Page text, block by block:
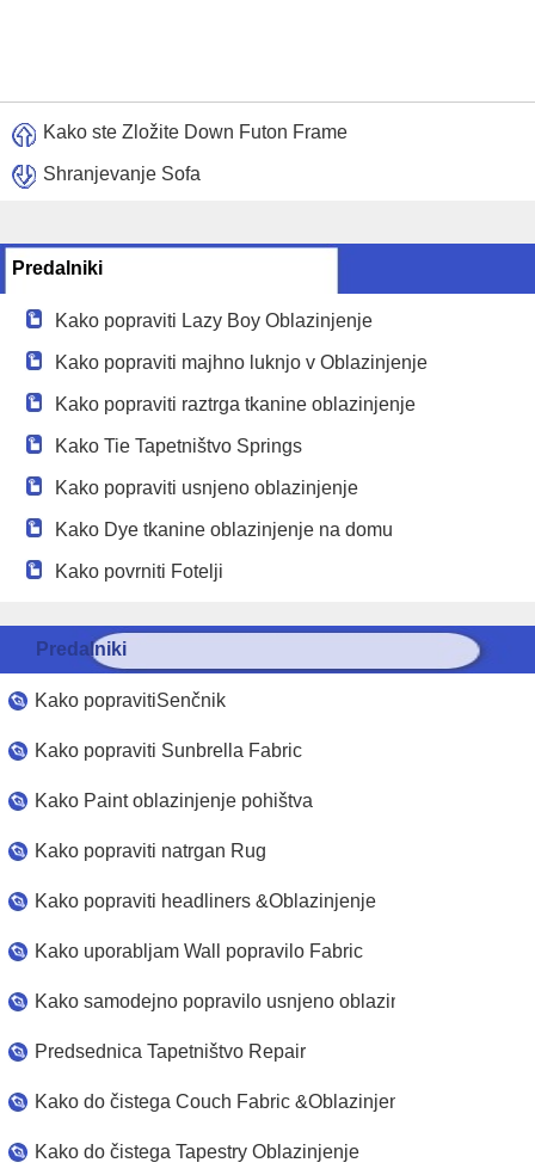
Kako ste Zložite Down Futon Frame
Shranjevanje Sofa
Predalniki
Kako popraviti Lazy Boy Oblazinjenje
Kako popraviti majhno luknjo v Oblazinjenje
Kako popraviti raztrga tkanine oblazinjenje
Kako Tie Tapetništvo Springs
Kako popraviti usnjeno oblazinjenje
Kako Dye tkanine oblazinjenje na domu
Kako povrniti Fotelji
Predalniki
Kako popravitiSenčnik
Kako popraviti Sunbrella Fabric
Kako Paint oblazinjenje pohištva
Kako popraviti natrgan Rug
Kako popraviti headliners &Oblazinjenje
Kako uporabljam Wall popravilo Fabric
Kako samodejno popravilo usnjeno oblazinjenje
Predsednica Tapetništvo Repair
Kako do čistega Couch Fabric &Oblazinjenje
Kako do čistega Tapestry Oblazinjenje